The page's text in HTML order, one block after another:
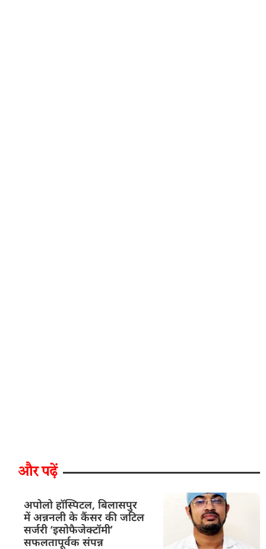
और पढ़ें
अपोलो हॉस्पिटल, बिलासपुर
में अन्ननली के कैंसर की जटिल
सर्जरी ‘इसोफैजेक्टॉमी’
सफलतापूर्वक संपन्न